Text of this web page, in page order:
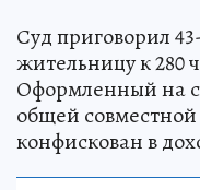
Суд приговорил
жительницу к 280
Оформленный на
общей совместной
конфискован в